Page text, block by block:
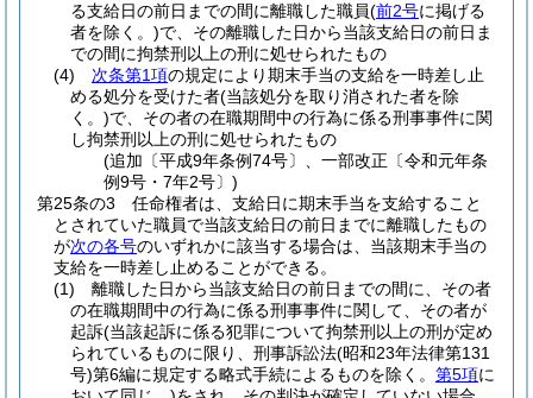
る支給日の前日までの間に離職した職員(前2号に掲げる
者を除く。)で、その離職した日から当該支給日の前日ま
での間に拘禁刑以上の刑に処せられたもの
(4)
次条第1項の規定により期末手当の支給を一時差し止
める処分を受けた者(当該処分を取り消された者を除
く。)で、その者の在職期間中の行為に係る刑事事件に関
し拘禁刑以上の刑に処せられたもの
(追加〔平成9年条例74号〕、一部改正〔令和元年条
例9号・7年2号〕)
第25条の3
任命権者は、支給日に期末手当を支給すること
とされていた職員で当該支給日の前日までに離職したもの
が次の各号のいずれかに該当する場合は、当該期末手当の
支給を一時差し止めることができる。
(1)
離職した日から当該支給日の前日までの間に、その者
の在職期間中の行為に係る刑事事件に関して、その者が
起訴(当該起訴に係る犯罪について拘禁刑以上の刑が定め
られているものに限り、刑事訴訟法(昭和23年法律第131
号)第6編に規定する略式手続によるものを除く。 第5項に